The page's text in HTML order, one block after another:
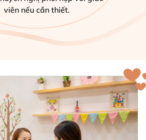
viên nếu cần thiết.